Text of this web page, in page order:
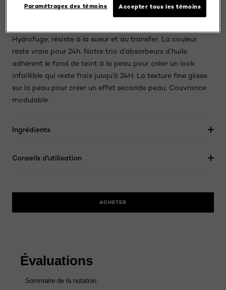
journée. Ce fond de teint est pour tous les types de peau
et est disponible en 30 nuances.Notre formule la plus
Hydrofuge, résiste à la sueur et au transfer. La couleur
reste vraie pour 24h. Notre trio d’absorbeurs d’huile
adhèrent le fond de teint à la peau pour créer un look
infaillible qui reste frais jusqu’à 24H. La texture fine glisse
sur la peau pour créer un effet seconde peau. Couvrance
modulable.
Ingrédients
Conseils d'utilisation
ACHETER
Accepter tous les témoins
Paramétrages des témoins